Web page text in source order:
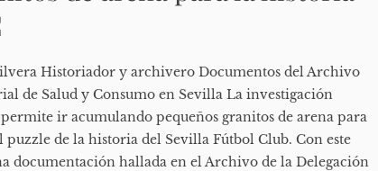
Historiador y archivero Documentos del Archivo
de Salud y Consumo en Sevilla La investigación
ir acumulando pequeños granitos de arena para
de la historia del Sevilla Fútbol Club. Con este
documentación hallada en el Archivo de la Delegación